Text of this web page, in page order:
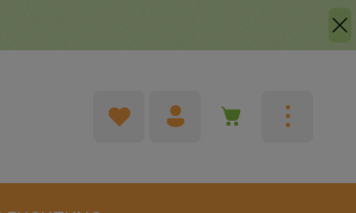
Warenkorb